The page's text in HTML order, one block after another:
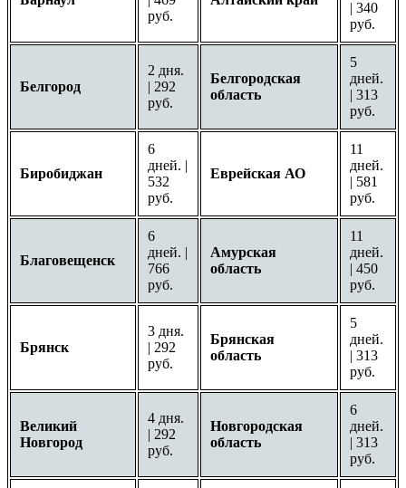
руб.
| 340
руб.
Белгород
2 дня.
| 292
руб.
Белгородская
область
5
дней.
| 313
руб.
Биробиджан
6
дней. |
532
руб.
Еврейская АО
11
дней.
| 581
руб.
Благовещенск
6
дней. |
766
руб.
Амурская
область
11
дней.
| 450
руб.
Брянск
3 дня.
| 292
руб.
Брянская
область
5
дней.
| 313
руб.
Великий
Новгород
4 дня.
| 292
руб.
Новгородская
область
6
дней.
| 313
руб.